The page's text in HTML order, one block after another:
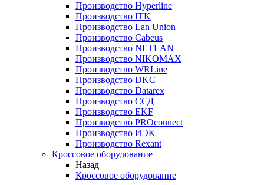
Производство Hyperline
Производство ITK
Производство Lan Union
Производство Cabeus
Производство NETLAN
Производство NIKOMAX
Производство WRLine
Производство DKC
Производство Datarex
Производство ССД
Производство EKF
Производство PROconnect
Производство ИЭК
Производство Rexant
Кроссовое оборудование
Назад
Кроссовое оборудование